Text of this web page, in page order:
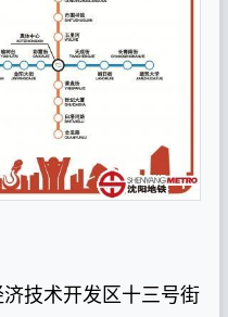
技术开发区十三号街